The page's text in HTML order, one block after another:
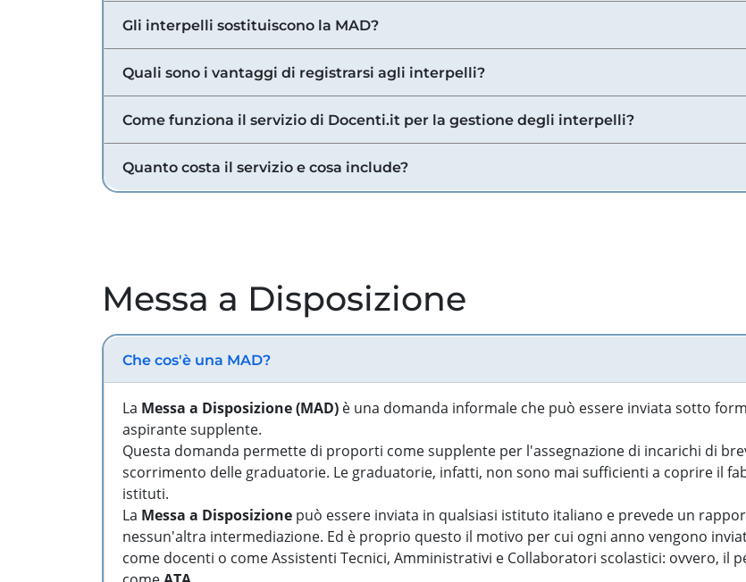
Gli interpelli sostituiscono la MAD?
Quali sono i vantaggi di registrarsi agli interpelli?
Come funziona il servizio di Docenti.it per la gestione degli interpelli?
Quanto costa il servizio e cosa include?
Messa a Disposizione
Che cos'è una MAD?
La Messa a Disposizione (MAD) è una domanda informale che può essere inviata sotto
aspirante supplente.
Questa domanda permette di proporti come supplente per l'assegnazione di incarichi di
scorrimento delle graduatorie. Le graduatorie, infatti, non sono mai sufficienti a coprire il
istituti.
La Messa a Disposizione può essere inviata in qualsiasi istituto italiano e prevede un
nessun'altra intermediazione. Ed è proprio questo il motivo per cui ogni anno vengono
come docenti o come Assistenti Tecnici, Amministrativi e Collaboratori scolastici: ovvero, il